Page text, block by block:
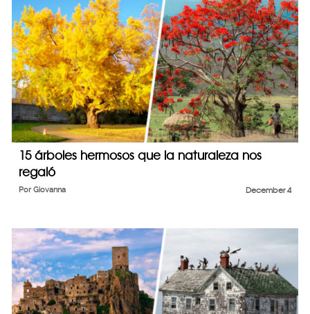
15 árboles hermosos que la naturaleza nos
regaló
December 4
Por Giovanna